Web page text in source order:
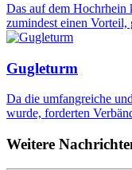
Das auf dem Hochrhein
zumindest einen
Gugleturm
Da die umfangreiche
wurde, forderten
Weitere